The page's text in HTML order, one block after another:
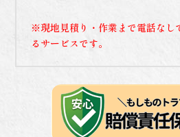
※現地見積り・作業まで電話なし
るサービスです。